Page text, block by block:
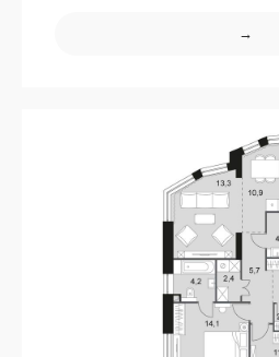
→